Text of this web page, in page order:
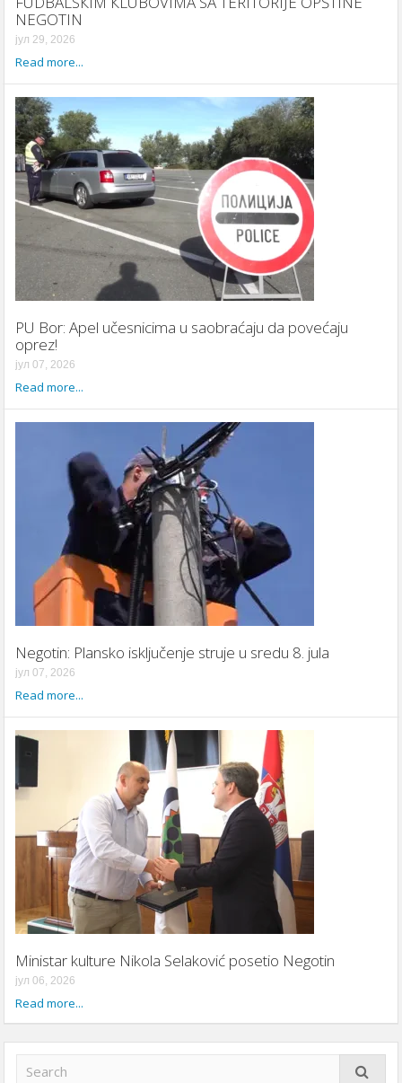
NEGOTIN
јул 29, 2026
Read more...
PU Bor: Apel učesnicima u saobraćaju da povećaju
oprez!
јул 07, 2026
Read more...
Negotin: Plansko isključenje struje u sredu 8. jula
јул 07, 2026
Read more...
Ministar kulture Nikola Selaković posetio Negotin
јул 06, 2026
Read more...